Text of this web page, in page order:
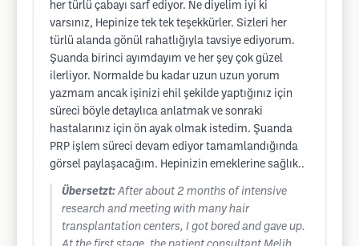
her türlü çabayı sarf ediyor. Ne diyelim iyi ki
varsınız, Hepinize tek tek teşekkürler. Sizleri her
türlü alanda gönül rahatlığıyla tavsiye ediyorum.
Şuanda birinci ayımdayım ve her şey çok güzel
ilerliyor. Normalde bu kadar uzun uzun yorum
yazmam ancak işinizi ehil şekilde yaptığınız için
süreci böyle detaylıca anlatmak ve sonraki
hastalarınız için ön ayak olmak istedim. Şuanda
PRP işlem süreci devam ediyor tamamlandığında
görsel paylaşacağım. Hepinizin emeklerine sağlık..
Übersetzt: After about 2 months of intensive
research and meeting with many hair
transplantation centers, I got bored and gave up.